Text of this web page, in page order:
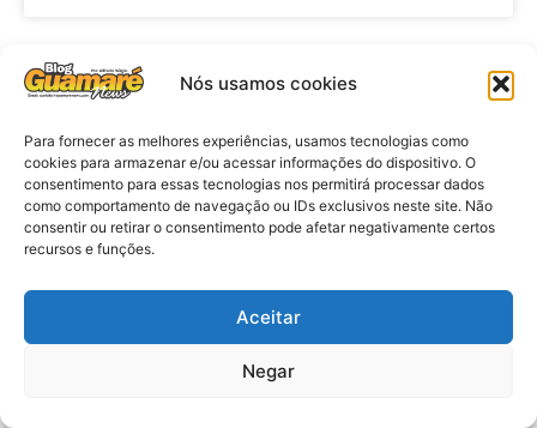
Nós usamos cookies
Para fornecer as melhores experiências, usamos tecnologias como
cookies para armazenar e/ou acessar informações do dispositivo. O
consentimento para essas tecnologias nos permitirá processar dados
como comportamento de navegação ou IDs exclusivos neste site. Não
consentir ou retirar o consentimento pode afetar negativamente certos
recursos e funções.
Aceitar
Negar
Eleições 2026: procuradores e